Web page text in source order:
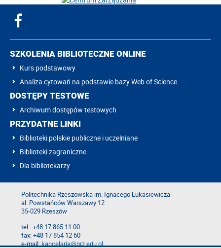
SZKOLENIA BIBLIOTECZNE ONLINE
Kurs podstawowy
Analiza cytowań na podstawie bazy Web of Science
DOSTĘPY TESTOWE
Archiwum dostępów testowych
PRZYDATNE LINKI
Biblioteki polskie publiczne i uczelniane
Biblioteki zagraniczne
Dla bibliotekarzy
Politechnika Rzeszowska im. Ignacego Łukasiewicza
al. Powstańców Warszawy 12
35-029 Rzeszów
tel.: +48 17 865 11 00
fax: +48 17 854 12 60
e-mail:kancelaria@prz.edu.pl